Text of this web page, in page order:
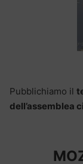
Pubblichiamo il
dell’assemblea